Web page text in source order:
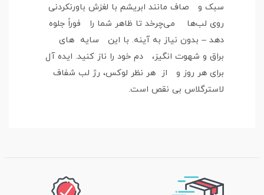
سبک و صاف مانند ابریشم با لغزش باورنکردنی
روی لب‌ها می‌چرخد تا ظاهر شما را فوراً جلوه
دهد – بدون نیاز به آینه. با این سایه های
براق و شهوت انگیز، دم خود را ناز کنید. ایده آل
برای هر روز و از هر نظر لوکس، رژ لب شفاف
لاسترگلاس بی نقص است.